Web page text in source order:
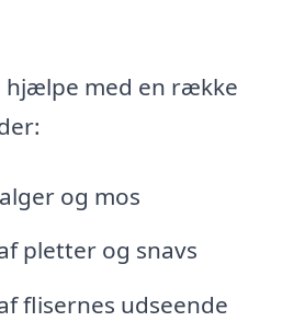
hjælpe med en række
og mos
pletter og snavs
flisernes udseende